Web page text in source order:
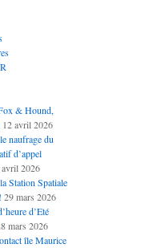
& Hound,
12 avril 2026
naufrage du
d’appel
avril 2026
Station Spatiale
29 mars 2026
d’Eté
mars 2026
île Maurice